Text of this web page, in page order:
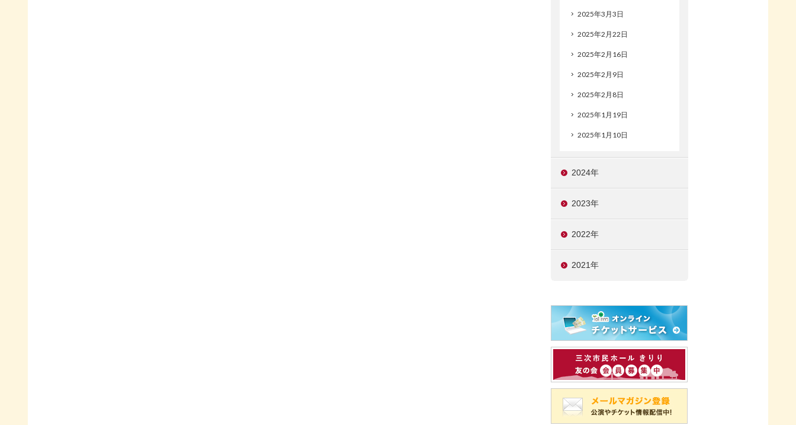
2025年3月3日
2025年2月22日
2025年2月16日
2025年2月9日
2025年2月8日
2025年1月19日
2025年1月10日
2024年
2023年
2022年
2021年